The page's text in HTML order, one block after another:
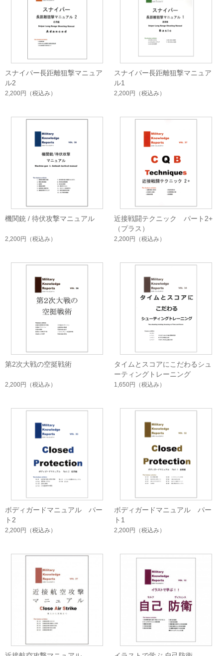
スナイパー長距離狙撃マニュア
ル2
2,200円 （税込み）
スナイパー長距離狙撃マニュア
ル1
2,200円 （税込み）
機関銃 / 待伏攻撃マニュアル
2,200円 （税込み）
近接戦闘テクニック パート2+
（プラス）
2,200円 （税込み）
第2次大戦の空挺戦術
2,200円 （税込み）
タイムとスコアにこだわるシュ
ーティングトレーニング
1,650円 （税込み）
ボディガードマニュアル パー
ト2
2,200円 （税込み）
ボディガードマニュアル パー
ト1
2,200円 （税込み）